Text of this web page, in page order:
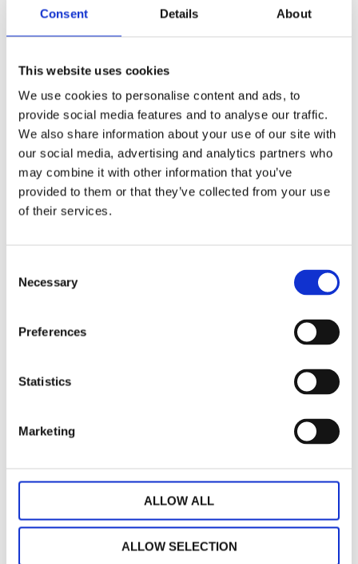
Consent Details About
This website uses cookies
We use cookies to personalise content and ads, to
provide social media features and to analyse our traffic.
We also share information about your use of our site with
our social media, advertising and analytics partners who
may combine it with other information that you’ve
provided to them or that they’ve collected from your use
of their services.
Selection
Necessary
Preferences
Statistics
Marketing
ALLOW ALL
ALLOW SELECTION
Relaterade produkter
Textilband
STJÄRNA,
botten. Finns i två
INFO
Dela med dig
Facebook